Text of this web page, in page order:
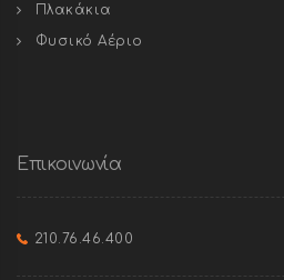
Πλακάκια
Φυσικό Αέριο
Επικοινωνία
210.76.46.400